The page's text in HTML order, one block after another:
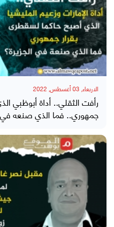
الاربعاء, 03 أغسطس, 2022
رأفت الثقلي.. أداة أبوظبي
جمهوري.. فما الذي صنعه في